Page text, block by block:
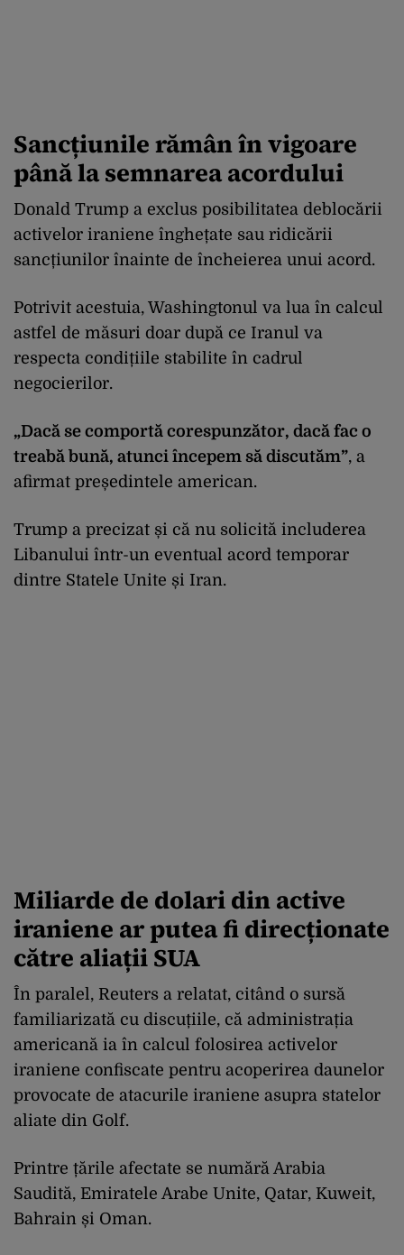
Sancțiunile rămân în vigoare
până la semnarea acordului
Donald Trump a exclus posibilitatea deblocării
activelor iraniene înghețate sau ridicării
sancțiunilor înainte de încheierea unui acord.
Potrivit acestuia, Washingtonul va lua în calcul
astfel de măsuri doar după ce Iranul va
respecta condițiile stabilite în cadrul
negocierilor.
„Dacă se comportă corespunzător, dacă fac o
treabă bună, atunci începem să discutăm”, a
afirmat președintele american.
Trump a precizat și că nu solicită includerea
Libanului într-un eventual acord temporar
dintre Statele Unite și Iran.
Miliarde de dolari din active
iraniene ar putea fi direcționate
către aliații SUA
În paralel, Reuters a relatat, citând o sursă
familiarizată cu discuțiile, că administrația
americană ia în calcul folosirea activelor
iraniene confiscate pentru acoperirea daunelor
provocate de atacurile iraniene asupra statelor
aliate din Golf.
Printre țările afectate se numără Arabia
Saudită, Emiratele Arabe Unite, Qatar, Kuweit,
Bahrain și Oman.